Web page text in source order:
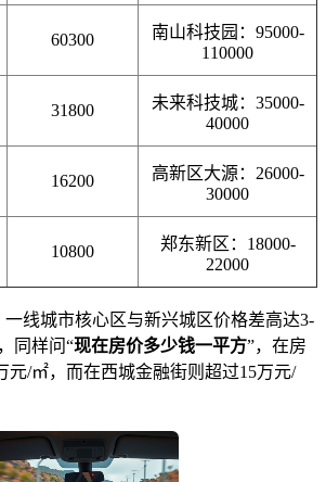
60300
南山科技园：95000-
110000
31800
未来科技城：35000-
40000
16200
高新区大源：26000-
30000
10800
郑东新区：18000-
22000
线城市核心区与新兴城区价格差高达3-
同样问“现在房价多少钱一平方”，在房
元/㎡，而在西城金融街则超过15万元/